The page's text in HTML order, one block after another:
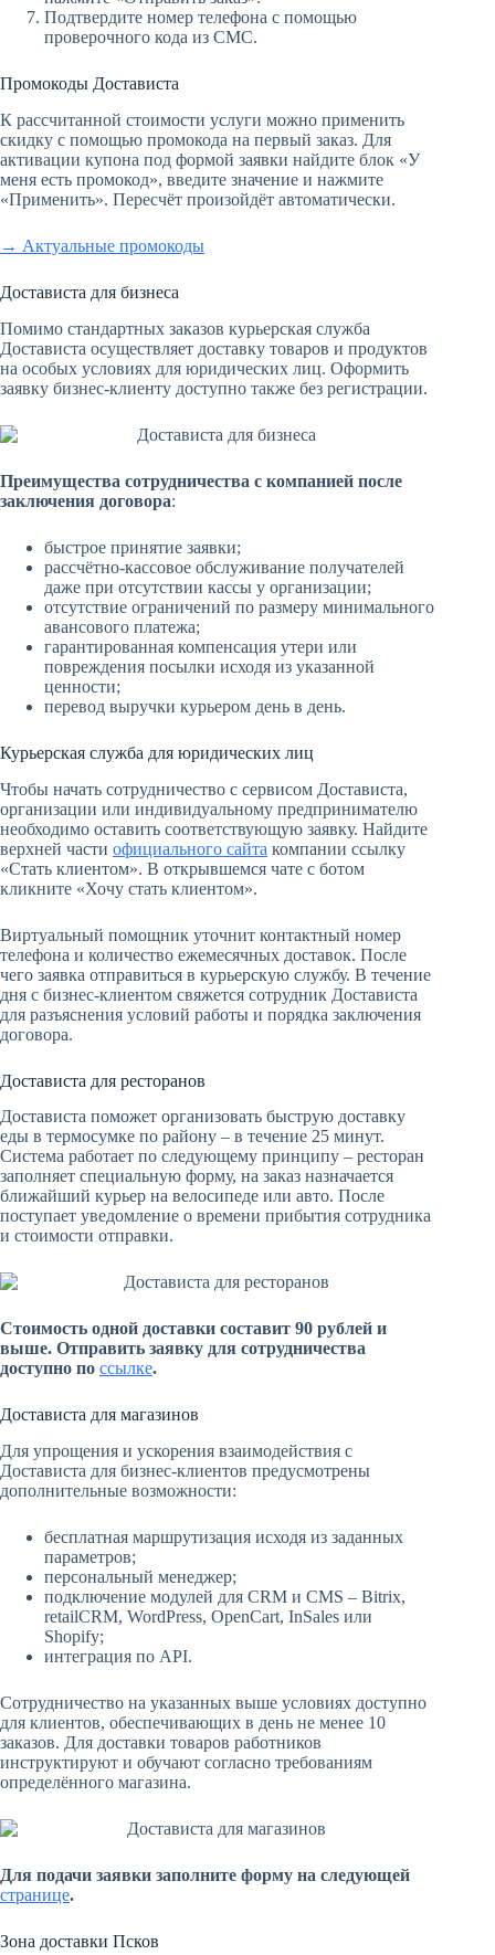
Подтвердите номер телефона с помощью
проверочного кода из СМС.
Промокоды Достависта
К рассчитанной стоимости услуги можно применить
скидку с помощью промокода на первый заказ. Для
активации купона под формой заявки найдите блок «У
меня есть промокод», введите значение и нажмите
«Применить». Пересчёт произойдёт автоматически.
→ Актуальные промокоды
Достависта для бизнеса
Помимо стандартных заказов курьерская служба
Достависта осуществляет доставку товаров и продуктов
на особых условиях для юридических лиц. Оформить
заявку бизнес-клиенту доступно также без регистрации.
Преимущества сотрудничества с компанией после
заключения договора:
быстрое принятие заявки;
рассчётно-кассовое обслуживание получателей
даже при отсутствии кассы у организации;
отсутствие ограничений по размеру минимального
авансового платежа;
гарантированная компенсация утери или
повреждения посылки исходя из указанной
ценности;
перевод выручки курьером день в день.
Курьерская служба для юридических лиц
Чтобы начать сотрудничество с сервисом Достависта,
организации или индивидуальному предпринимателю
необходимо оставить соответствующую заявку. Найдите
верхней части официального сайта компании ссылку
«Стать клиентом». В открывшемся чате с ботом
кликните «Хочу стать клиентом».
Виртуальный помощник уточнит контактный номер
телефона и количество ежемесячных доставок. После
чего заявка отправиться в курьерскую службу. В течение
дня с бизнес-клиентом свяжется сотрудник Достависта
для разъяснения условий работы и порядка заключения
договора.
Достависта для ресторанов
Достависта поможет организовать быструю доставку
еды в термосумке по району – в течение 25 минут.
Система работает по следующему принципу – ресторан
заполняет специальную форму, на заказ назначается
ближайший курьер на велосипеде или авто. После
поступает уведомление о времени прибытия сотрудника
и стоимости отправки.
Стоимость одной доставки составит 90 рублей и
выше. Отправить заявку для сотрудничества
доступно по ссылке.
Достависта для магазинов
Для упрощения и ускорения взаимодействия с
Достависта для бизнес-клиентов предусмотрены
дополнительные возможности:
бесплатная маршрутизация исходя из заданных
параметров;
персональный менеджер;
подключение модулей для CRM и CMS – Bitrix,
retailCRM, WordPress, OpenCart, InSales или
Shopify;
интеграция по API.
Сотрудничество на указанных выше условиях доступно
для клиентов, обеспечивающих в день не менее 10
заказов. Для доставки товаров работников
инструктируют и обучают согласно требованиям
определённого магазина.
Для подачи заявки заполните форму на следующей
странице.
Зона доставки Псков